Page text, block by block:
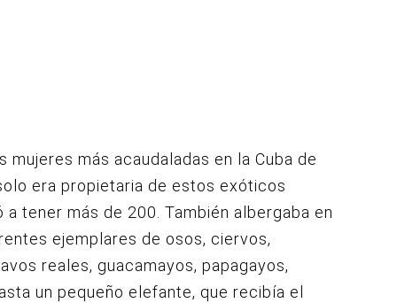
mujeres más acaudaladas en la Cuba de
era propietaria de estos exóticos
tener más de 200. También albergaba en
ejemplares de osos, ciervos,
reales, guacamayos, papagayos,
un pequeño elefante, que recibía el